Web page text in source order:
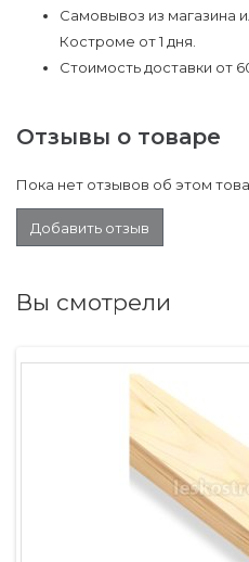
Самовывоз из магазина
Костроме от 1 дня.
Стоимость доставки от
Отзывы о товаре
Пока нет отзывов об этом
Добавить отзыв
Вы смотрели